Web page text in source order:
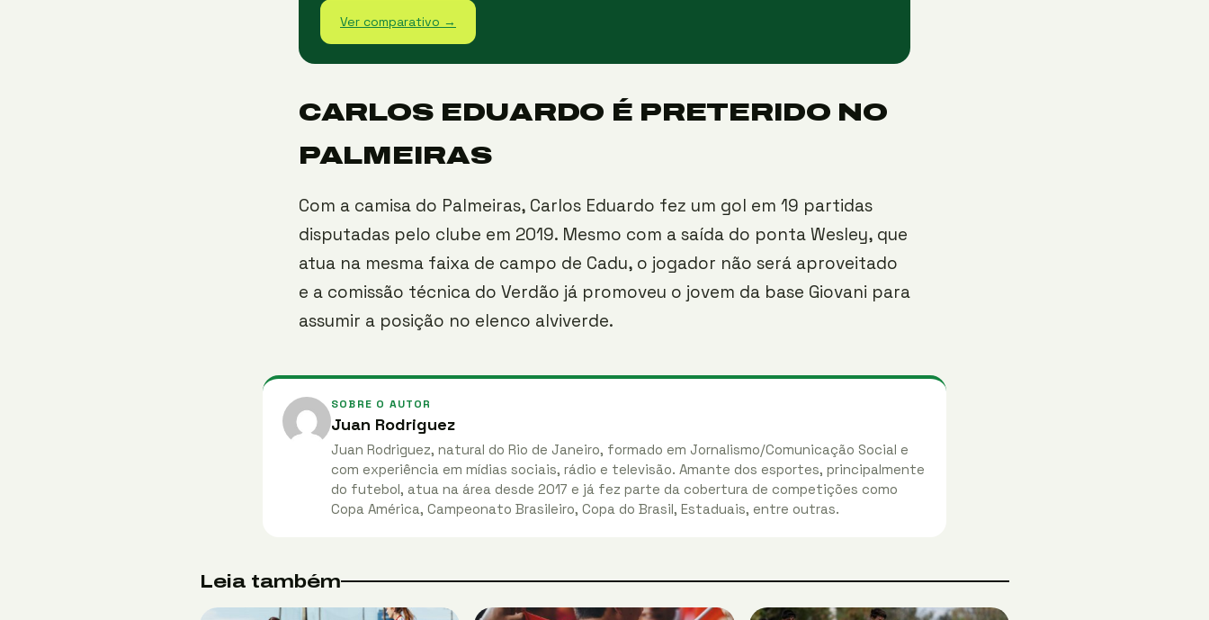
Ver comparativo →
CARLOS EDUARDO É PRETERIDO NO
PALMEIRAS
Com a camisa do Palmeiras, Carlos Eduardo fez um gol em 19 partidas
disputadas pelo clube em 2019. Mesmo com a saída do ponta Wesley, que
atua na mesma faixa de campo de Cadu, o jogador não será aproveitado
e a comissão técnica do Verdão já promoveu o jovem da base Giovani para
assumir a posição no elenco alviverde.
SOBRE O AUTOR
Juan Rodriguez
Juan Rodriguez, natural do Rio de Janeiro, formado em Jornalismo/Comunicação Social e
com experiência em mídias sociais, rádio e televisão. Amante dos esportes, principalmente
do futebol, atua na área desde 2017 e já fez parte da cobertura de competições como
Copa América, Campeonato Brasileiro, Copa do Brasil, Estaduais, entre outras.
Leia também